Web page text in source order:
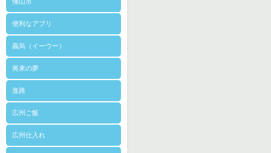
便利なアプリ
義烏（イーウー）
将来の夢
進路
広州ご飯
広州仕入れ